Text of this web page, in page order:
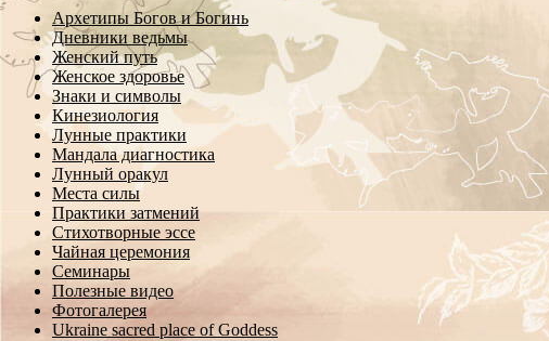
Архетипы Богов и Богинь
Дневники ведьмы
Женский путь
Женское здоровье
Знаки и символы
Кинезиология
Лунные практики
Мандала диагностика
Лунный оракул
Места силы
Практики затмений
Стихотворные эссе
Чайная церемония
Семинары
Полезные видео
Фотогалерея
Ukraine sacred place of Goddess